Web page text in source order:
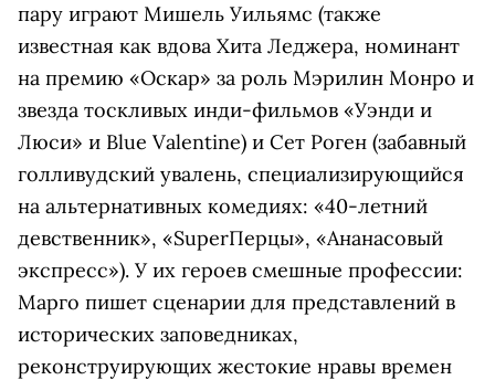
пару играют Мишель Уильямс (также
известная как вдова Хита Леджера, номинант
на премию «Оскар» за роль Мэрилин Монро и
звезда тоскливых инди-фильмов «Уэнди и
Люси» и Blue Valentine) и Сет Роген (забавный
голливудский увалень, специализирующийся
на альтернативных комедиях: «40-летний
девственник», «SuperПерцы», «Ананасовый
экспресс»). У их героев смешные профессии:
Марго пишет сценарии для представлений в
исторических заповедниках,
реконструирующих жестокие нравы времен